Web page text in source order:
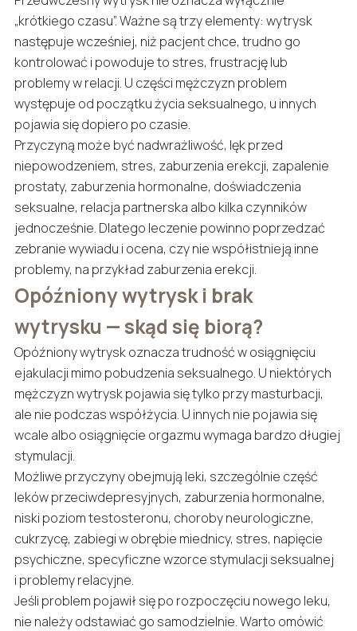
„krótkiego czasu”. Ważne są trzy elementy: wytrysk
następuje wcześniej, niż pacjent chce, trudno go
kontrolować i powoduje to stres, frustrację lub
problemy w relacji. U części mężczyzn problem
występuje od początku życia seksualnego, u innych
pojawia się dopiero po czasie.
Przyczyną może być nadwrażliwość, lęk przed
niepowodzeniem, stres, zaburzenia erekcji, zapalenie
prostaty, zaburzenia hormonalne, doświadczenia
seksualne, relacja partnerska albo kilka czynników
jednocześnie. Dlatego leczenie powinno poprzedzać
zebranie wywiadu i ocena, czy nie współistnieją inne
problemy, na przykład zaburzenia erekcji.
Opóźniony wytrysk i brak
wytrysku — skąd się biorą?
Opóźniony wytrysk oznacza trudność w osiągnięciu
ejakulacji mimo pobudzenia seksualnego. U niektórych
mężczyzn wytrysk pojawia się tylko przy masturbacji,
ale nie podczas współżycia. U innych nie pojawia się
wcale albo osiągnięcie orgazmu wymaga bardzo długiej
stymulacji.
Możliwe przyczyny obejmują leki, szczególnie część
leków przeciwdepresyjnych, zaburzenia hormonalne,
niski poziom testosteronu, choroby neurologiczne,
cukrzycę, zabiegi w obrębie miednicy, stres, napięcie
psychiczne, specyficzne wzorce stymulacji seksualnej
i problemy relacyjne.
Jeśli problem pojawił się po rozpoczęciu nowego leku,
nie należy odstawiać go samodzielnie. Warto omówić